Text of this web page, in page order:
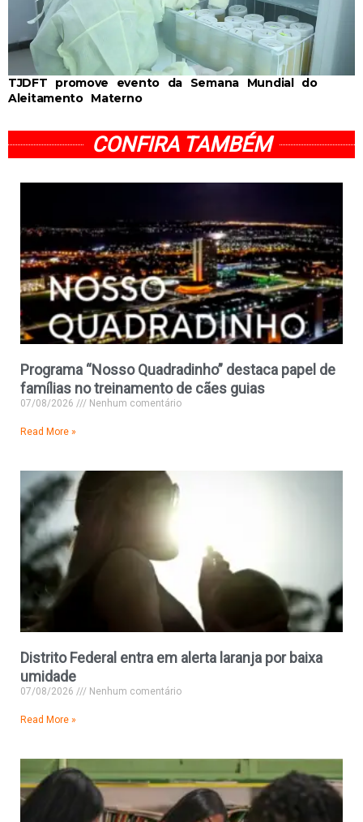
TJDFT promove evento da Semana Mundial do
Aleitamento Materno
CONFIRA TAMBÉM
Programa “Nosso Quadradinho” destaca papel de
famílias no treinamento de cães guias
07/08/2026 Nenhum comentário
Read More »
Distrito Federal entra em alerta laranja por baixa
umidade
07/08/2026 Nenhum comentário
Read More »